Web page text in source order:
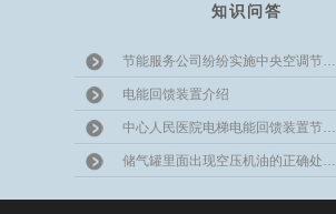
知识问答
节能服务公司纷纷实施中央空调节…
电能回馈装置介绍
中心人民医院电梯电能回馈装置节…
储气罐里面出现空压机油的正确处…